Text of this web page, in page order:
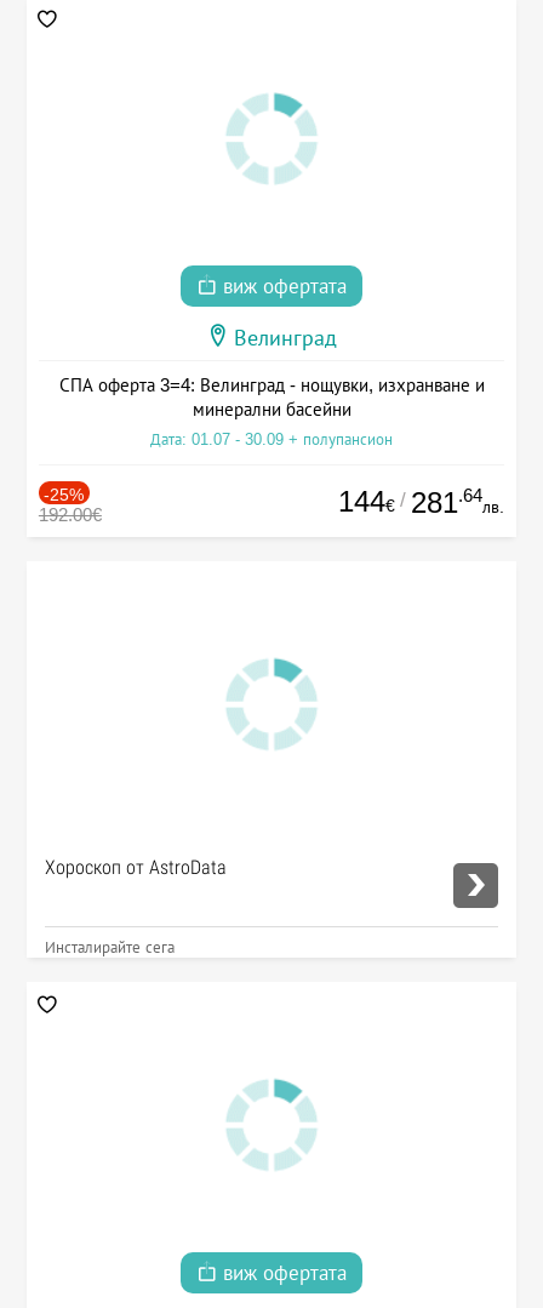
виж офертата
Велинград
СПА оферта 3=4: Велинград - нощувки, изхранване и
минерални басейни
Дата: 01.07 - 30.09 + полупансион
-25%
192.00€ 144€ / 281.64
лв.
Хороскоп от AstroData
Инсталирайте сега
виж офертата